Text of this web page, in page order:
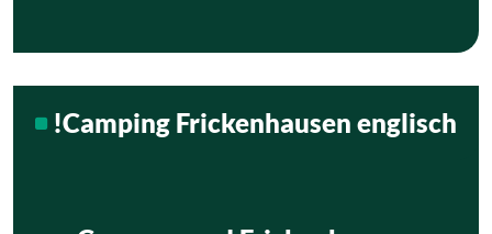
!Camping Frickenhausen englisch